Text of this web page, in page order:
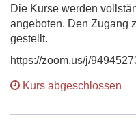
Die Kurse werden
angeboten. Den Zugang
gestellt.
https://zoom.us/j/
Kurs abgeschlossen